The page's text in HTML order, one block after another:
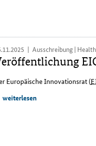
Ausschreibung |
Europäische Innovationsrat (
weiterlesen